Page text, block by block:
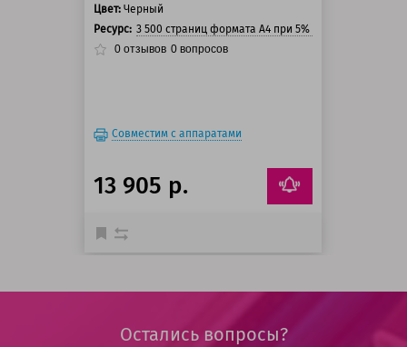
Цвет: Черный
Ресурс: 3 500 страниц формата А4 при 5% заполнении
0 отзывов 0 вопросов
Совместим с аппаратами
13 905 р.
Остались вопросы?